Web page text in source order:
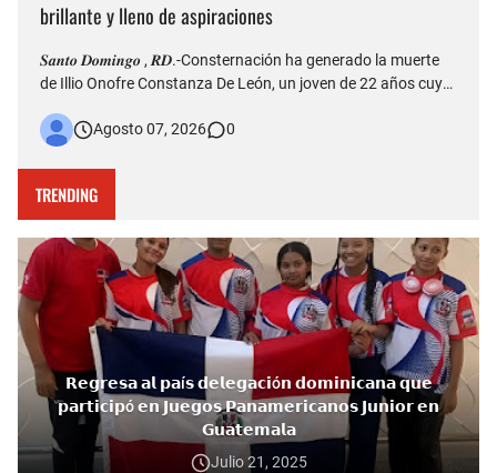
brillante y lleno de aspiraciones
𝑺𝒂𝒏𝒕𝒐 𝑫𝒐𝒎𝒊𝒏𝒈𝒐 , 𝑹𝑫.-Consternación ha generado la muerte
de Illio Onofre Constanza De León, un joven de 22 años cuyo
quedó captado en videos que posteriormente fueron
Agosto 07, 2026 0
TRENDING
𝗥𝗲𝗴𝗿𝗲𝘀𝗮 𝗮𝗹 𝗽𝗮í𝘀 𝗱𝗲𝗹𝗲𝗴𝗮𝗰𝗶ó𝗻 𝗱𝗼𝗺𝗶𝗻𝗶𝗰𝗮𝗻𝗮 𝗾𝘂𝗲
𝗽𝗮𝗿𝘁𝗶𝗰𝗶𝗽ó 𝗲𝗻 𝗝𝘂𝗲𝗴𝗼𝘀 𝗣𝗮𝗻𝗮𝗺𝗲𝗿𝗶𝗰𝗮𝗻𝗼𝘀 𝗝𝘂𝗻𝗶𝗼𝗿 𝗲𝗻
𝗚𝘂𝗮𝘁𝗲𝗺𝗮𝗹𝗮
Julio 21, 2025